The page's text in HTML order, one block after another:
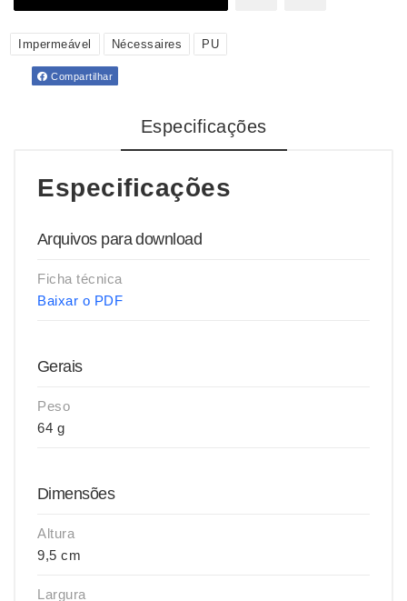
Impermeável Nécessaires PU
Compartilhar
Especificações
Especificações
Arquivos para download
Ficha técnica
Baixar o PDF
Gerais
Peso
64 g
Dimensões
Altura
9,5 cm
Largura